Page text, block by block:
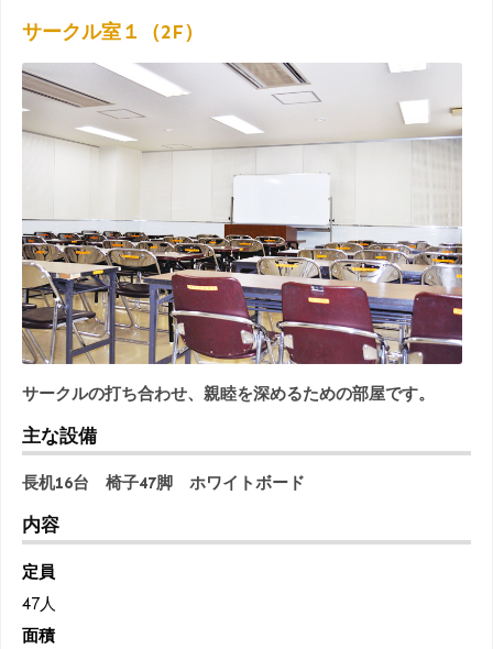
サークル室１（2F）
サークルの打ち合わせ、親睦を深めるための部屋です。
主な設備
長机16台 椅子47脚 ホワイトボード
内容
定員
47人
面積